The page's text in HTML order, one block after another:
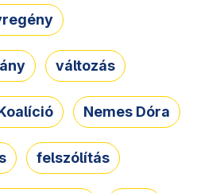
változás
Nemes Dóra
felszólítás